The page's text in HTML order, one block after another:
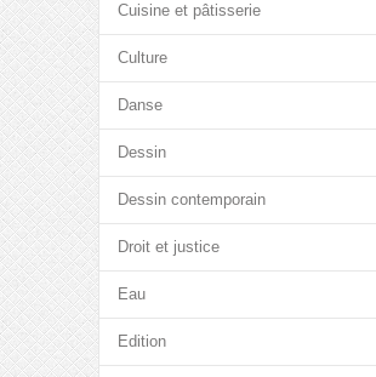
Cuisine et pâtisserie
Culture
Danse
Dessin
Dessin contemporain
Droit et justice
Eau
Edition